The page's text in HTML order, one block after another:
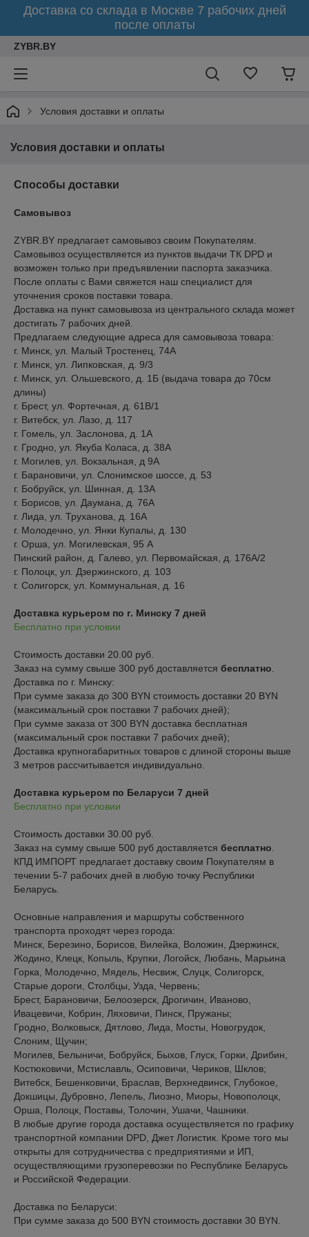
Доставка со склада в Москве 7 рабочих дней
после оплаты
ZYBR.BY
Условия доставки и оплаты
Условия доставки и оплаты
Способы доставки
Самовывоз
ZYBR.BY предлагает самовывоз своим Покупателям.
Самовывоз осуществляется из пунктов выдачи ТК DPD и
возможен только при предъявлении паспорта заказчика.
После оплаты с Вами свяжется наш специалист для
уточнения сроков поставки товара.
Доставка на пункт самовывоза из центрального склада может
достигать 7 рабочих дней.
Предлагаем следующие адреса для самовывоза товара:
г. Минск, ул. Малый Тростенец, 74А
г. Минск, ул. Липковская, д. 9/3
г. Минск, ул. Ольшевского, д. 1Б (выдача товара до 70см
длины)
г. Брест, ул. Фортечная, д. 61В/1
г. Витебск, ул. Лазо, д. 117
г. Гомель, ул. Заслонова, д. 1А
г. Гродно, ул. Якуба Коласа, д. 38А
г. Могилев, ул. Вокзальная, д 9А
г. Барановичи, ул. Слонимское шоссе, д. 53
г. Бобруйск, ул. Шинная, д. 13А
г. Борисов, ул. Даумана, д. 76А
г. Лида, ул. Труханова, д. 16А
г. Молодечно, ул. Янки Купалы, д. 130
г. Орша, ул. Могилевская, 95 А
Пинский район, д. Галево, ул. Первомайская, д. 176А/2
г. Полоцк, ул. Дзержинского, д. 103
г. Солигорск, ул. Коммунальная, д. 16
Доставка курьером по г. Минску 7 дней
Бесплатно при условии
Стоимость доставки 20.00 руб.
Заказ на сумму свыше 300 руб доставляется бесплатно
Доставка по г. Минску:
При сумме заказа до 300 BYN стоимость доставки 20 BYN
(максимальный срок поставки 7 рабочих дней);
При сумме заказа от 300 BYN доставка бесплатная
(максимальный срок поставки 7 рабочих дней);
Доставка крупногабаритных товаров с длиной стороны выше
3 метров рассчитывается индивидуально.
Доставка курьером по Беларуси 7 дней
Бесплатно при условии
Стоимость доставки 30.00 руб.
Заказ на сумму свыше 500 руб доставляется бесплатно
КПД ИМПОРТ предлагает доставку своим Покупателям в
течении 5-7 рабочих дней в любую точку Республики
Беларусь.
Основные направления и маршруты собственного
транспорта проходят через города:
Минск, Березино, Борисов, Вилейка, Воложин, Дзержинск,
Жодино, Клецк, Копыль, Крупки, Логойск, Любань, Марьина
Горка, Молодечно, Мядель, Несвиж, Слуцк, Солигорск,
Старые дороги, Столбцы, Узда, Червень;
Брест, Барановичи, Белоозерск, Дрогичин, Иваново,
Ивацевичи, Кобрин, Ляховичи, Пинск, Пружаны;
Гродно, Волковыск, Дятлово, Лида, Мосты, Новогрудок,
Слоним, Щучин;
Могилев, Белыничи, Бобруйск, Быхов, Глуск, Горки, Дрибин,
Костюковичи, Мстиславль, Осиповичи, Чериков, Шклов;
Витебск, Бешенковичи, Браслав, Верхнедвинск, Глубокое,
Докшицы, Дубровно, Лепель, Лиозно, Миоры, Новополоцк,
Орша, Полоцк, Поставы, Толочин, Ушачи, Чашники.
В любые другие города доставка осуществляется по графику
транспортной компании DPD, Джет Логистик. Кроме того мы
открыты для сотрудничества с предприятиями и ИП,
осуществляющими грузоперевозки по Республике Беларусь
и Российской Федерации.
Доставка по Беларуси:
При сумме заказа до 500 BYN стоимость доставки 30 BYN.